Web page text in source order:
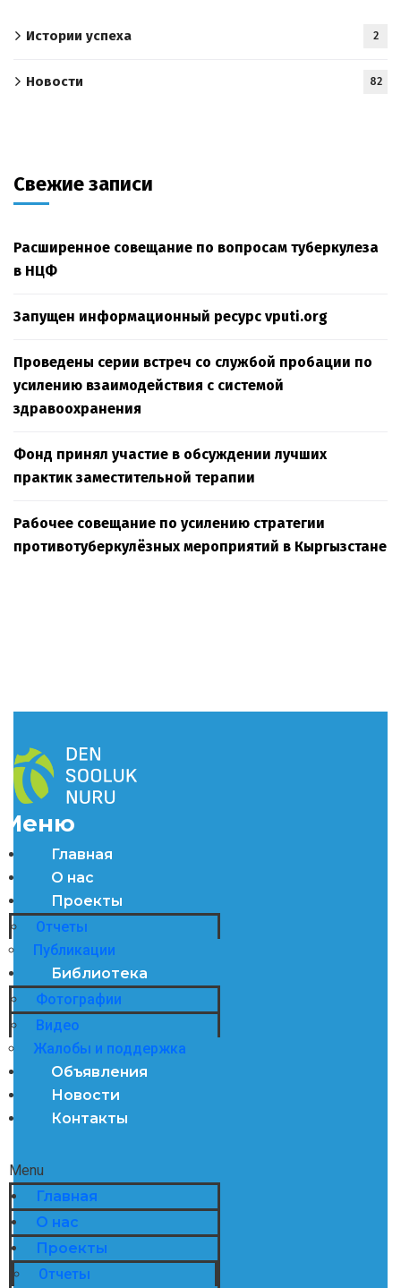
Истории успеха 2
Новости 82
Свежие записи
Расширенное совещание по вопросам туберкулеза
в НЦФ
Запущен информационный ресурс vputi.org
Проведены серии встреч со службой пробации по
усилению взаимодействия с системой
здравоохранения
Фонд принял участие в обсуждении лучших
практик заместительной терапии
Рабочее совещание по усилению стратегии
противотуберкулёзных мероприятий в Кыргызстане
Меню
Главная
О нас
Проекты
Отчеты
Публикации
Библиотека
Фотографии
Видео
Жалобы и поддержка
Объявления
Новости
Контакты
Menu
Главная
О нас
Проекты
Отчеты